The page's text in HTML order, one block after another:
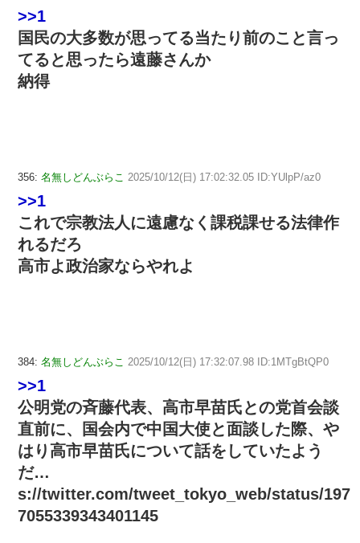
>>1
国民の大多数が思ってる当たり前のこと言っ
てると思ったら遠藤さんか
納得
356: 名無しどんぶらこ 2025/10/12(日) 17:02:32.05 ID:YUlpP/az0
>>1
これで宗教法人に遠慮なく課税課せる法律作
れるだろ
高市よ政治家ならやれよ
384: 名無しどんぶらこ 2025/10/12(日) 17:32:07.98 ID:1MTgBtQP0
>>1
公明党の斉藤代表、高市早苗氏との党首会談
直前に、国会内で中国大使と面談した際、や
はり高市早苗氏について話をしていたよう
だ…
s://twitter.com/tweet_tokyo_web/status/197
7055339343401145